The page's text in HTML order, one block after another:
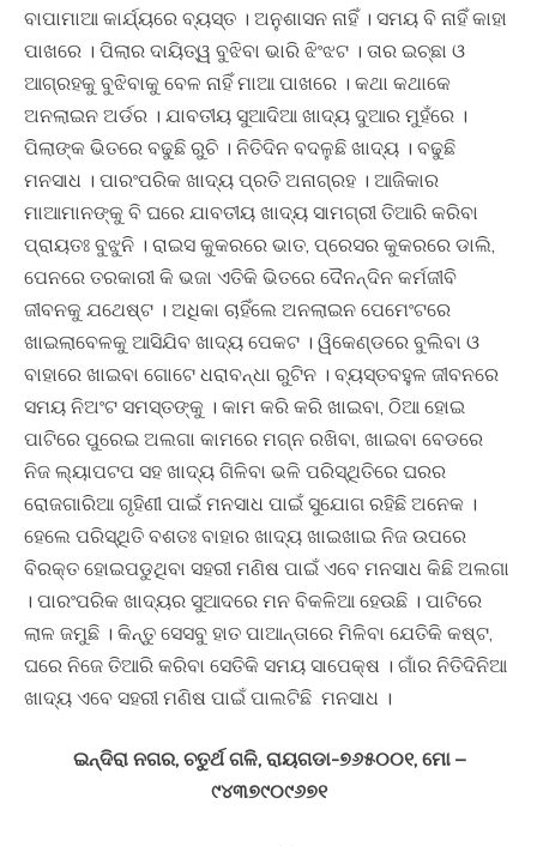
ବାପାମାଆ କାର୍ଯ୍ୟରେ ବ୍ୟସ୍ତ । ଅନୁଶାସନ ନାହିଁ । ସମୟ ବି ନାହିଁ କାହା
ପାଖରେ । ପିଲାର ଦାୟିତ୍ୱ ବୁଝିବା ଭାରି ଝିଂଝଟ । ତାର ଇଚ୍ଛା ଓ
ଆଗ୍ରହକୁ ବୁଝିବାକୁ ବେଳ ନାହିଁ ମାଆ ପାଖରେ । କଥା କଥାକେ
ଅନଲାଇନ ଅର୍ଡର । ଯାବତୀୟ ସୁଆଦିଆ ଖାଦ୍ୟ ଦୁଆର ମୁହଁରେ ।
ପିଲାଙ୍କ ଭିତରେ ବଢୁଛି ରୁଚି । ନିତିଦିନ ବଦଳୁଛି ଖାଦ୍ୟ । ବଢୁଛି
ମନସାଧ । ପାରଂପରିକ ଖାଦ୍ୟ ପ୍ରତି ଅନାଗ୍ରହ । ଆଜିକାର
ମାଆମାନଙ୍କୁ ବି ଘରେ ଯାବତୀୟ ଖାଦ୍ୟ ସାମଗ୍ରୀ ତିଆରି କରିବା
ପ୍ରାୟତଃ ବୁଝୁନି । ରାଇସ କୁକରରେ ଭାତ, ପ୍ରେସର କୁକରରେ ଡାଲି,
ପେନରେ ତରକାରୀ କି ଭଜା ଏତିକି ଭିତରେ ଦୈନନ୍ଦିନ କର୍ମଜୀବି
ଜୀବନକୁ ଯଥେଷ୍ଟ । ଅଧିକା ଚାହିଁଲେ ଅନଲାଇନ ପେମେଂଟରେ
ଖାଇଲାବେଳକୁ ଆସିଯିବ ଖାଦ୍ୟ ପେକଟ । ୱିକେଣ୍ଡରେ ବୁଲିବା ଓ
ବାହାରେ ଖାଇବା ଗୋଟେ ଧରାବନ୍ଧା ରୁଟିନ । ବ୍ୟସ୍ତବହୁଳ ଜୀବନରେ
ସମୟ ନିଅଂଟ ସମସ୍ତଙ୍କୁ । କାମ କରି କରି ଖାଇବା, ଠିଆ ହୋଇ
ପାଟିରେ ପୁରେଇ ଅଲଗା କାମରେ ମଗ୍ନ ରଖିବା, ଖାଇବା ବେଡରେ
ନିଜ ଲ୍ୟାପଟପ ସହ ଖାଦ୍ୟ ଗିଳିବା ଭଳି ପରିସ୍ଥିତିରେ ଘରର
ରୋଜଗାରିଆ ଗୃହିଣୀ ପାଇଁ ମନସାଧ ପାଇଁ ସୁଯୋଗ ରହିଛି ଅନେକ ।
ହେଲେ ପରିସ୍ଥିତି ବଶତଃ ବାହାର ଖାଦ୍ୟ ଖାଇଖାଇ ନିଜ ଉପରେ
ବିରକ୍ତ ହୋଇପଡୁଥିବା ସହରୀ ମଣିଷ ପାଇଁ ଏବେ ମନସାଧ କିଛି ଅଲଗା
। ପାରଂପରିକ ଖାଦ୍ୟର ସୁଆଦରେ ମନ ବିକଳିଆ ହେଉଛି । ପାଟିରେ
ଲାଳ ଜମୁଛି । କିନ୍ତୁ ସେସବୁ ହାତ ପାଆନ୍ତାରେ ମିଳିବା ଯେତିକି କଷ୍ଟ,
ଘରେ ନିଜେ ତିଆରି କରିବା ସେତିକି ସମୟ ସାପେକ୍ଷ । ଗାଁର ନିତିଦିନିଆ
ଖାଦ୍ୟ ଏବେ ସହରୀ ମଣିଷ ପାଇଁ ପାଲଟିଛି ମନସାଧ ।
ଇନ୍ଦିରା ନଗର, ଚତୁର୍ଥ ଗଳି, ରାୟଗଡା-୭୬୫୦୦୧, ମୋ –
୯୪୩୭୯୦୯୬୭୧